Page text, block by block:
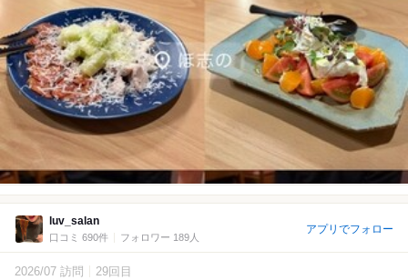
luv_salan
口コミ 690件 フォロワー 189人
アプリでフォロー
2026/07 訪問 29回目